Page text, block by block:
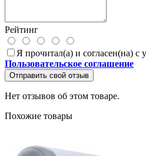
Рейтинг
Я прочитал(а) и согласен(на) с
Пользовательское соглашение
Отправить свой отзыв
Нет отзывов об этом товаре.
Похожие товары